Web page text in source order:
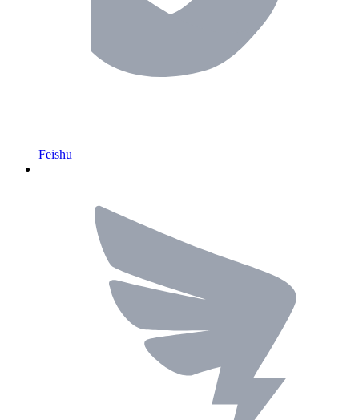
Feishu